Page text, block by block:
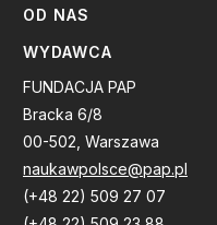
OD NAS
WYDAWCA
FUNDACJA PAP
Bracka 6/8
00-502, Warszawa
naukawpolsce@pap.pl
(+48 22) 509 27 07